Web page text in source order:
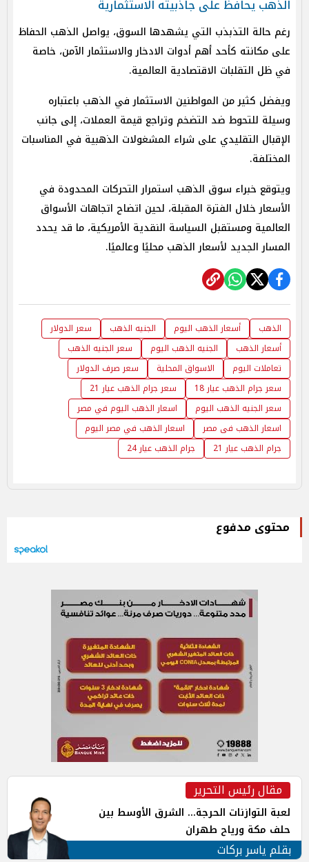
الذهب يحافظ على جاذبيته الاستثمارية
رغم حالة التذبذب التي يشهدها السوق، يواصل الذهب الحفاظ
على مكانته كأحد أهم أدوات الادخار والاستثمار الآمن، خاصة
في ظل التقلبات الاقتصادية العالمية.
ويفضل كثير من المواطنين الاستثمار في الذهب باعتباره
وسيلة للتحوط ضد التضخم وتراجع قيمة العملات، إلى جانب
الإقبال التقليدي على شراء المشغولات الذهبية في المناسبات
المختلفة.
ويتوقع خبراء سوق الذهب استمرار التحركات المحدودة في
الأسعار خلال الفترة المقبلة، لحين اتضاح اتجاهات الأسواق
العالمية ومستقبل السياسة النقدية الأمريكية، ما قد يحدد
المسار الجديد لأسعار الذهب محليًا وعالميًا.
الذهب أسعار الذهب اليوم الجنيه الذهب
سعر الدولار
أسعار الذهب
الجنيه الذهب اليوم
سعر الجنيه الذهب
تعاملات اليوم
الاسواق المحلية
سعر صرف الدولار
سعر جرام الذهب عيار 18
سعر جرام الذهب عيار 21
سعر الجنيه الذهب اليوم
اسعار الذهب اليوم في مصر
اسعار الذهب فى مصر
اسعار الذهب في مصر اليوم
جرام الذهب عيار 21
جرام الذهب عيار 24
محتوى مدفوع
مقال رئيس التحرير
لعبة التوازنات الحرجة... الشرق الأوسط بين
حلف مكة ورياح طهران
بقلم ياسر بركات